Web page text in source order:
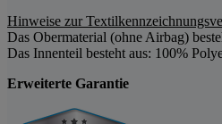
Hinweise zur
Das Obermaterial (ohne Airbag)
Das Innenteil besteht aus: 100%
Erweiterte Garantie